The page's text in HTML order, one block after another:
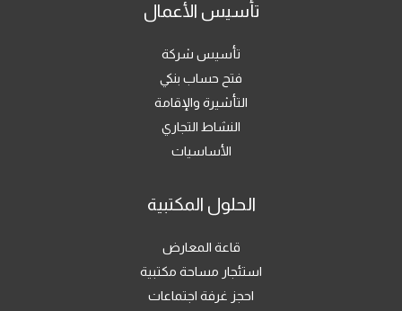
تأسيس الأعمال
تأسيس شركة
فتح حساب بنكي
التأشيرة والإقامة
النشاط التجاري
الأساسيات
الحلول المكتبية
قاعة المعارض
استئجار مساحة مكتبية
احجز غرفة اجتماعات